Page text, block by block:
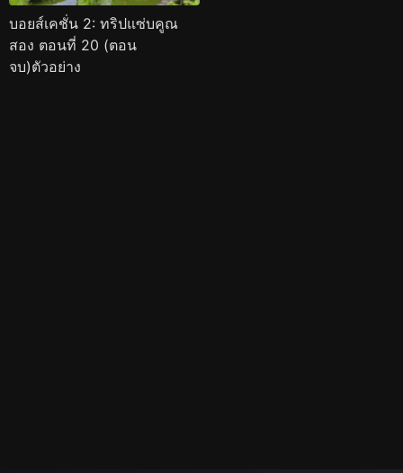
บอยส์เคชั่น 2: ทริปแซ่บคูณ
สอง ตอนที่ 20 (ตอน
จบ)ตัวอย่าง